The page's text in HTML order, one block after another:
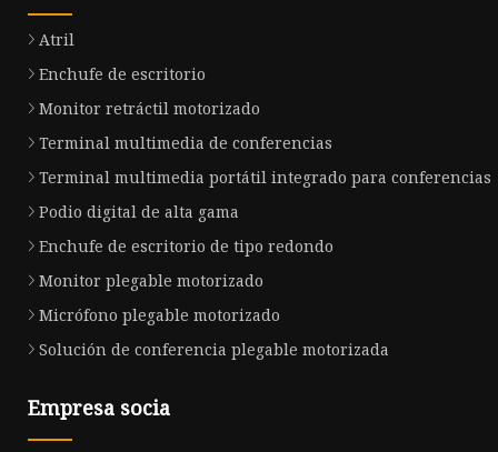
Atril
Enchufe de escritorio
Monitor retráctil motorizado
Terminal multimedia de conferencias
Terminal multimedia portátil integrado para conferencias
Podio digital de alta gama
Enchufe de escritorio de tipo redondo
Monitor plegable motorizado
Micrófono plegable motorizado
Solución de conferencia plegable motorizada
Empresa socia